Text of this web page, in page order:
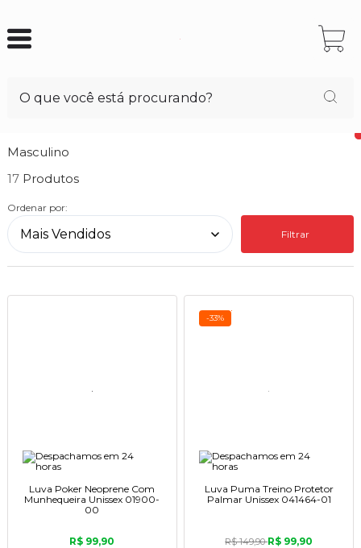
Masculino
17
Ordenar por:
Filtrar
Luva Poker Neoprene Com
Munhequeira Unissex 01900-
00
R$ 99,90
-33%
Luva Puma Treino Protetor
Palmar Unissex 041464-01
R$ 149,90R$ 99,90